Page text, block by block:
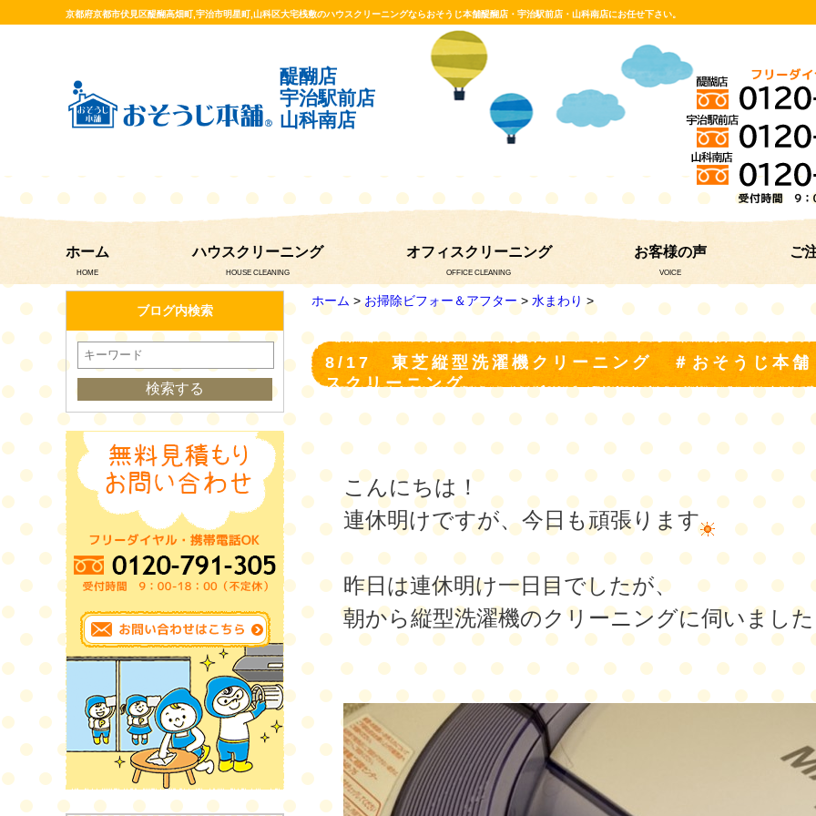
京都府京都市伏見区醍醐高畑町,宇治市明星町,山科区大宅桟敷のハウスクリーニングならおそうじ本舗醍醐店・宇治駅前店・山科南店にお任せ下さい。
醍醐店
宇治駅前店
山科南店
ホーム
HOME
ハウスクリーニング
HOUSE CLEANING
オフィスクリーニング
OFFICE CLEANING
お客様の声
VOICE
ご
ホーム >お掃除ビフォー＆アフター> 水まわり >
8/17 東芝縦型洗濯機クリーニング ＃おそうじ
スクリーニング
こんにちは！
連休明けですが、今日も頑張ります
昨日は連休明け一日目でしたが、
朝から縦型洗濯機のクリーニングに伺いまし
ブログ内検索